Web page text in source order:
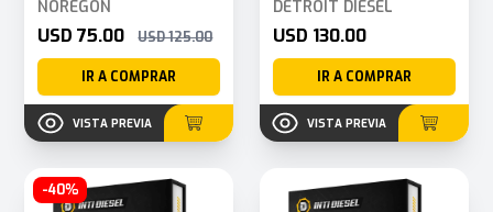
NOREGON
USD 75.00 USD 125.00
IR A COMPRAR
VISTA PREVIA
DETROIT DIESEL
USD 130.00
IR A COMPRAR
VISTA PREVIA
-40%